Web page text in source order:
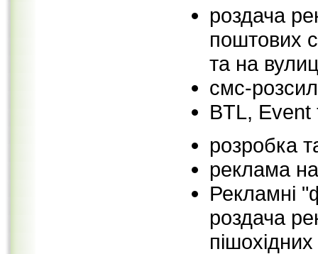
роздача
поштових
та на
смс-
BTL, Event
розробка
реклама
Рекламні
роздача